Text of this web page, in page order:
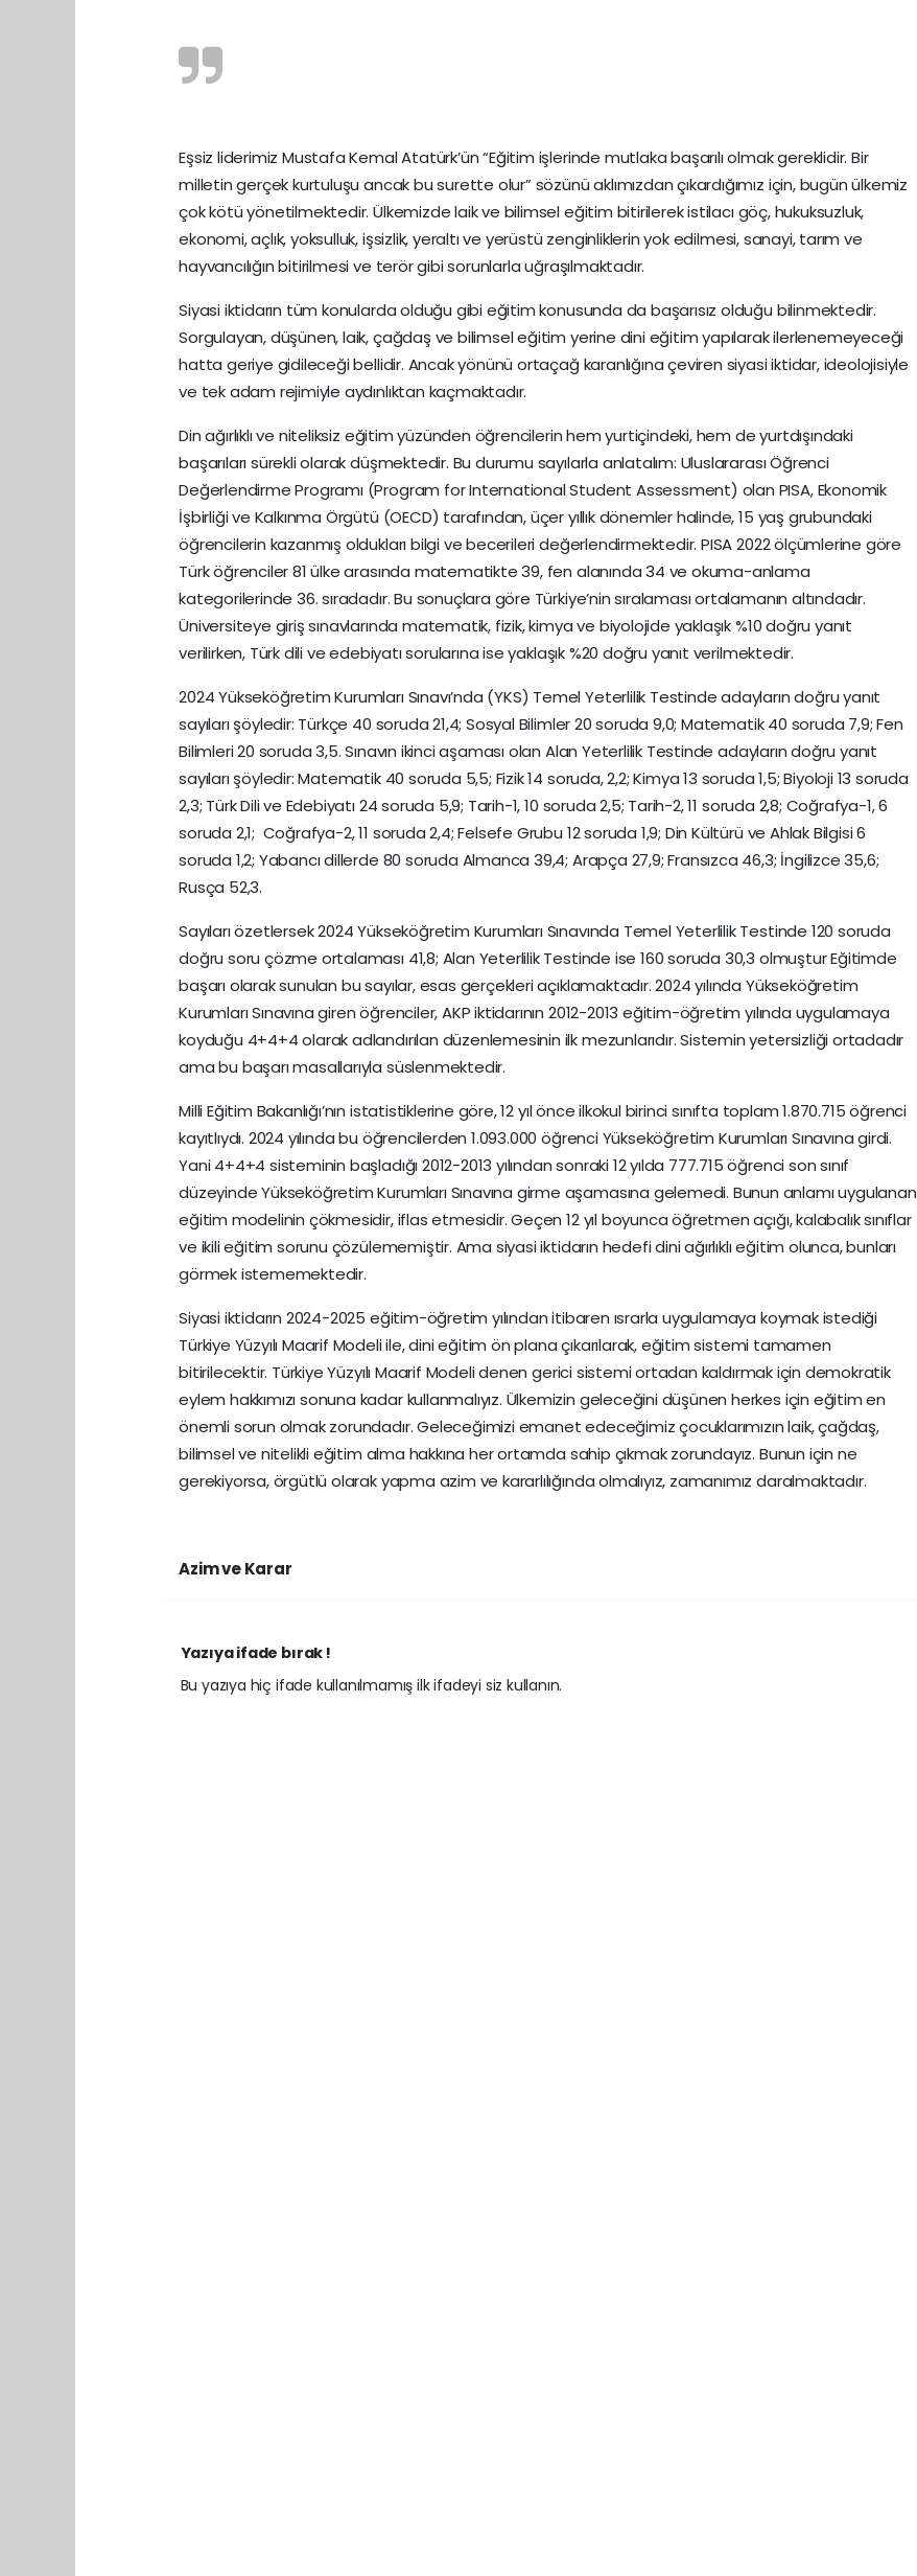
Eşsiz liderimiz Mustafa Kemal Atatürk’ün “Eğitim işlerinde mutlaka başarılı olmak gereklidir. Bir
milletin gerçek kurtuluşu ancak bu surette olur” sözünü aklımızdan çıkardığımız için, bugün ülkemiz
çok kötü yönetilmektedir. Ülkemizde laik ve bilimsel eğitim bitirilerek istilacı göç, hukuksuzluk,
ekonomi, açlık, yoksulluk, işsizlik, yeraltı ve yerüstü zenginliklerin yok edilmesi, sanayi, tarım ve
hayvancılığın bitirilmesi ve terör gibi sorunlarla uğraşılmaktadır.
Siyasi iktidarın tüm konularda olduğu gibi eğitim konusunda da başarısız olduğu bilinmektedir.
Sorgulayan, düşünen, laik, çağdaş ve bilimsel eğitim yerine dini eğitim yapılarak ilerlenemeyeceği
hatta geriye gidileceği bellidir. Ancak yönünü ortaçağ karanlığına çeviren siyasi iktidar, ideolojisiyle
ve tek adam rejimiyle aydınlıktan kaçmaktadır.
Din ağırlıklı ve niteliksiz eğitim yüzünden öğrencilerin hem yurtiçindeki, hem de yurtdışındaki
başarıları sürekli olarak düşmektedir. Bu durumu sayılarla anlatalım: Uluslararası Öğrenci
Değerlendirme Programı (Program for International Student Assessment) olan PISA, Ekonomik
İşbirliği ve Kalkınma Örgütü (OECD) tarafından, üçer yıllık dönemler halinde, 15 yaş grubundaki
öğrencilerin kazanmış oldukları bilgi ve becerileri değerlendirmektedir. PISA 2022 ölçümlerine göre
Türk öğrenciler 81 ülke arasında matematikte 39, fen alanında 34 ve okuma-anlama
kategorilerinde 36. sıradadır. Bu sonuçlara göre Türkiye’nin sıralaması ortalamanın altındadır.
Üniversiteye giriş sınavlarında matematik, fizik, kimya ve biyolojide yaklaşık %10 doğru yanıt
verilirken, Türk dili ve edebiyatı sorularına ise yaklaşık %20 doğru yanıt verilmektedir.
2024 Yükseköğretim Kurumları Sınavı’nda (YKS) Temel Yeterlilik Testinde adayların doğru yanıt
sayıları şöyledir: Türkçe 40 soruda 21,4; Sosyal Bilimler 20 soruda 9,0; Matematik 40 soruda 7,9; Fen
Bilimleri 20 soruda 3,5. Sınavın ikinci aşaması olan Alan Yeterlilik Testinde adayların doğru yanıt
sayıları şöyledir: Matematik 40 soruda 5,5; Fizik 14 soruda, 2,2; Kimya 13 soruda 1,5; Biyoloji 13 soruda
2,3; Türk Dili ve Edebiyatı 24 soruda 5,9; Tarih-1, 10 soruda 2,5; Tarih-2, 11 soruda 2,8; Coğrafya-1, 6
soruda 2,1; Coğrafya-2, 11 soruda 2,4; Felsefe Grubu 12 soruda 1,9; Din Kültürü ve Ahlak Bilgisi 6
soruda 1,2; Yabancı dillerde 80 soruda Almanca 39,4; Arapça 27,9; Fransızca 46,3; İngilizce 35,6;
Rusça 52,3.
Sayıları özetlersek 2024 Yükseköğretim Kurumları Sınavında Temel Yeterlilik Testinde 120 soruda
doğru soru çözme ortalaması 41,8; Alan Yeterlilik Testinde ise 160 soruda 30,3 olmuştur Eğitimde
başarı olarak sunulan bu sayılar, esas gerçekleri açıklamaktadır. 2024 yılında Yükseköğretim
Kurumları Sınavına giren öğrenciler, AKP iktidarının 2012-2013 eğitim-öğretim yılında uygulamaya
koyduğu 4+4+4 olarak adlandırılan düzenlemesinin ilk mezunlarıdır. Sistemin yetersizliği ortadadır
ama bu başarı masallarıyla süslenmektedir.
Milli Eğitim Bakanlığı’nın istatistiklerine göre, 12 yıl önce ilkokul birinci sınıfta toplam 1.870.715 öğrenci
kayıtlıydı. 2024 yılında bu öğrencilerden 1.093.000 öğrenci Yükseköğretim Kurumları Sınavına girdi.
Yani 4+4+4 sisteminin başladığı 2012-2013 yılından sonraki 12 yılda 777.715 öğrenci son sınıf
düzeyinde Yükseköğretim Kurumları Sınavına girme aşamasına gelemedi. Bunun anlamı uygulanan
eğitim modelinin çökmesidir, iflas etmesidir. Geçen 12 yıl boyunca öğretmen açığı, kalabalık sınıflar
ve ikili eğitim sorunu çözülememiştir. Ama siyasi iktidarın hedefi dini ağırlıklı eğitim olunca, bunları
görmek istememektedir.
Siyasi iktidarın 2024-2025 eğitim-öğretim yılından itibaren ısrarla uygulamaya koymak istediği
Türkiye Yüzyılı Maarif Modeli ile, dini eğitim ön plana çıkarılarak, eğitim sistemi tamamen
bitirilecektir. Türkiye Yüzyılı Maarif Modeli denen gerici sistemi ortadan kaldırmak için demokratik
eylem hakkımızı sonuna kadar kullanmalıyız. Ülkemizin geleceğini düşünen herkes için eğitim en
önemli sorun olmak zorundadır. Geleceğimizi emanet edeceğimiz çocuklarımızın laik, çağdaş,
bilimsel ve nitelikli eğitim alma hakkına her ortamda sahip çıkmak zorundayız. Bunun için ne
gerekiyorsa, örgütlü olarak yapma azim ve kararlılığında olmalıyız, zamanımız daralmaktadır.
Azim ve Karar
Yazıya ifade bırak !
Bu yazıya hiç ifade kullanılmamış ilk ifadeyi siz kullanın.